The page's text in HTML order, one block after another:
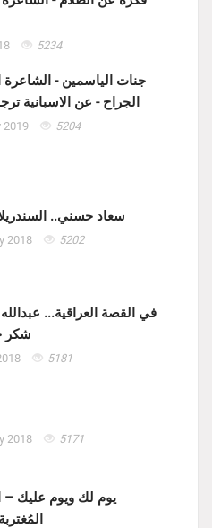
5234
جنات الياسمين - الشاعرة
الجراح - عن الاسبانية
2019 5204
سعاد حسني..
2018 5202
في القصة العراقية...
شكر
5181
2018 5171
يوم لك ويوم عليك –